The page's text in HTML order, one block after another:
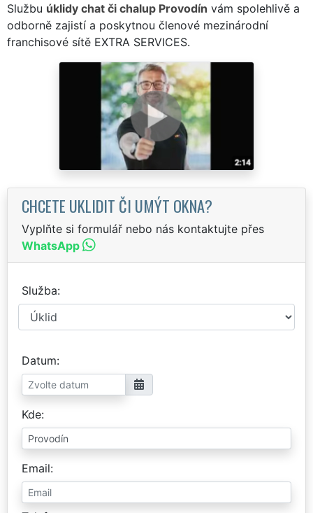
Službu úklidy chat či chalup Provodín vám spolehlivě a
odborně zajistí a poskytnou členové mezinárodní
franchisové sítě EXTRA SERVICES.
CHCETE UKLIDIT ČI UMÝT OKNA?
Vyplňte si formulář nebo nás kontaktujte přes
WhatsApp
Služba
Datum
Kde
Email